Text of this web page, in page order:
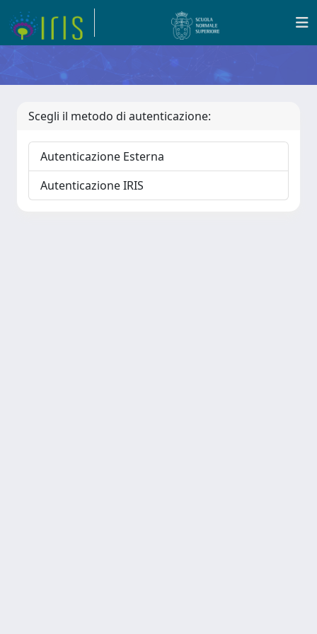
Scegli il metodo di autenticazione:
Autenticazione Esterna
Autenticazione IRIS